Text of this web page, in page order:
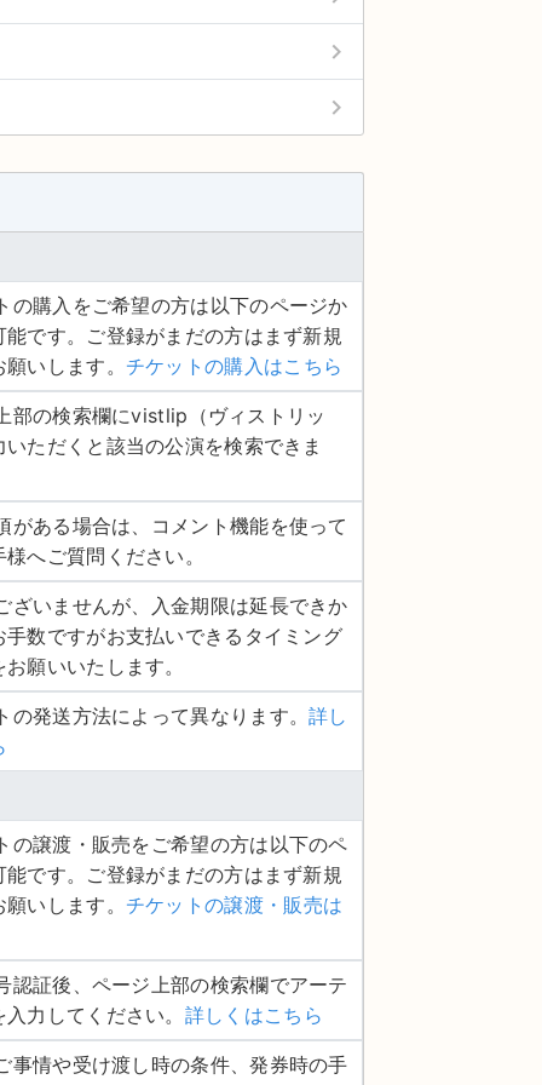
keyboard_arrow_right
keyboard_arrow_right
の購入をご希望の方は以下のページか
能です。ご登録がまだの方はまず新規
いします。 チケットの購入はこちら
部の検索欄にvistlip（ヴィストリッ
いただくと該当の公演を検索できま
がある場合は、コメント機能を使って
へご質問ください。
ざいませんが、入金期限は延長できか
手数ですがお支払いできるタイミング
願いいたします。
の発送方法によって異なります。詳し
の譲渡・販売をご希望の方は以下のペ
能です。ご登録がまだの方はまず新規
いします。 チケットの譲渡・販売は
認証後、ページ上部の検索欄でアーテ
力してください。 詳しくはこちら
事情や受け渡し時の条件、発券時の手